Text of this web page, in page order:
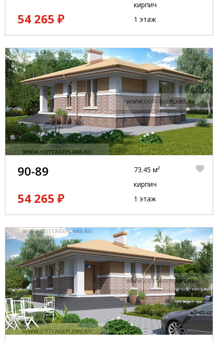
54 265 ₽
кирпич
1 этаж
90-89
54 265 ₽
73.45 м²
кирпич
1 этаж